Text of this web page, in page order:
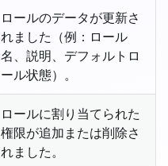
ロールのデータが更新さ
れました（例：ロール
名、説明、デフォルトロ
ール状態）。
ロールに割り当てられた
権限が追加または削除さ
れました。